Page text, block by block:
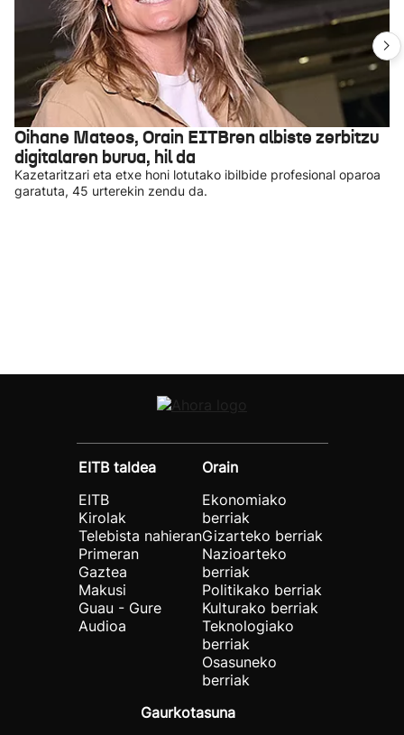
Oihane Mateos, Orain EITBren albiste zerbitzu
digitalaren burua, hil da
Kazetaritzari eta etxe honi lotutako ibilbide profesional oparoa
garatuta, 45 urterekin zendu da.
EITB taldea
EITB
Kirolak
Telebista nahieran
Primeran
Gaztea
Makusi
Guau - Gure
Audioa
Orain
Ekonomiako
berriak
Gizarteko berriak
Nazioarteko
berriak
Politikako berriak
Kulturako berriak
Teknologiako
berriak
Osasuneko
berriak
Gaurkotasuna